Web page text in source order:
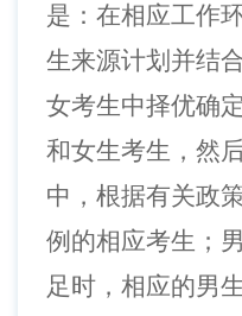
是：在相应工作
生来源计划并结
女考生中择优确定
和女生考生，然
中，根据有关政
例的相应考生；
足时，相应的男